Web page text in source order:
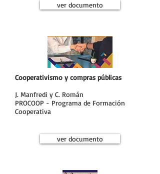
ver documento
Cooperativismo y compras públicas
J. Manfredi y C. Román
PROCOOP - Programa de Formación
Cooperativa
ver documento